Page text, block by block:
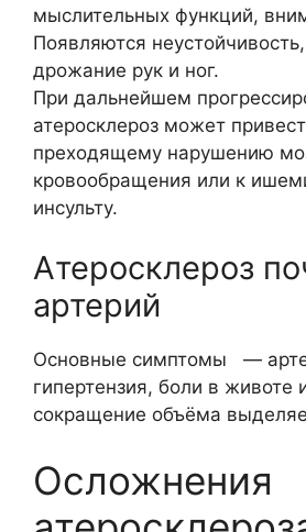
мыслительных функций,
Появляются
дрожание рук и ног.
При дальнейшем
атеросклероз может
преходящему нарушению
кровообращения или к
инсульту.
Атеросклероз
артерий
Основные симптомы —
гипертензия, боли в животе
сокращение объёма
Осложнения